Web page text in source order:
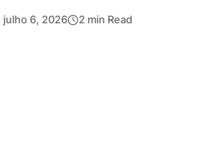
julho 6, 2026 2 min Read